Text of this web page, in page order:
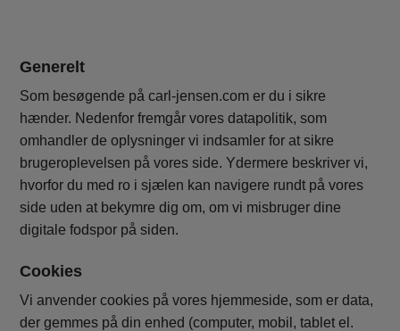
Generelt
Som besøgende på carl-jensen.com er du i sikre
hænder. Nedenfor fremgår vores datapolitik, som
omhandler de oplysninger vi indsamler for at sikre
brugeroplevelsen på vores side. Ydermere beskriver vi,
hvorfor du med ro i sjælen kan navigere rundt på vores
side uden at bekymre dig om, om vi misbruger dine
digitale fodspor på siden.
Cookies
Vi anvender cookies på vores hjemmeside, som er data,
der gemmes på din enhed (computer, mobil, tablet el.